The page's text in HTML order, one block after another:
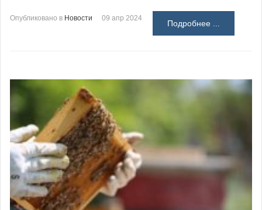
Опубликовано в Новости 09 апр 2024
Подробнее ...